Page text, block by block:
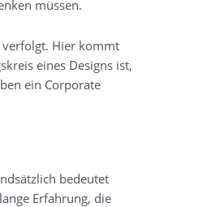
müssen.
verfolgt. Hier kommt
eines Designs ist,
ein Corporate
bedeutet
Erfahrung, die